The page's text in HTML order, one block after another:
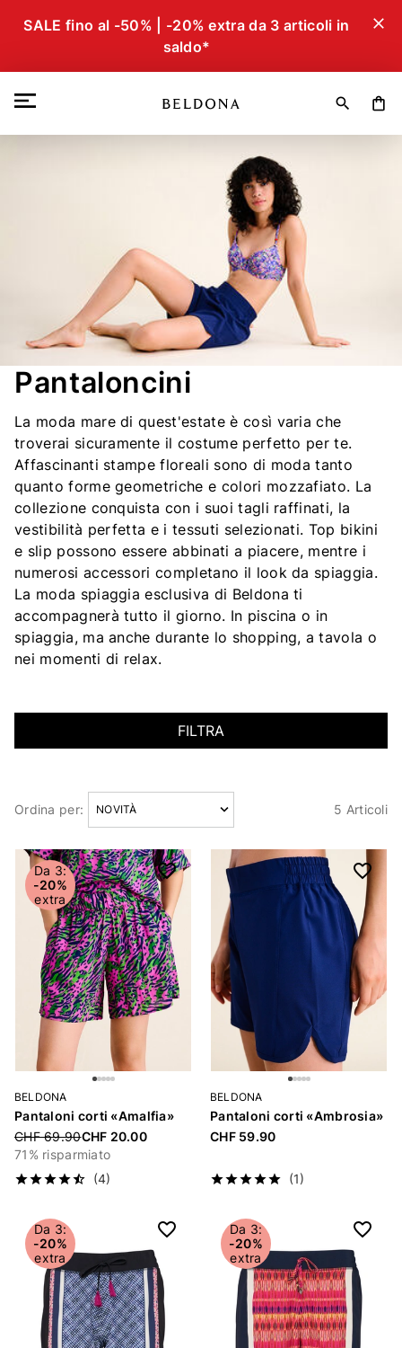
SALE fino al -50% | -20% extra da 3 articoli in
saldo*
close
search shopping_bag
Pantaloncini
La moda mare di quest'estate è così varia che
troverai sicuramente il costume perfetto per te.
Affascinanti stampe floreali sono di moda tanto
quanto forme geometriche e colori mozzafiato. La
collezione conquista con i suoi tagli raffinati, la
vestibilità perfetta e i tessuti selezionati. Top bikini
e slip possono essere abbinati a piacere, mentre i
numerosi accessori completano il look da spiaggia.
La moda spiaggia esclusiva di Beldona ti
accompagnerà tutto il giorno. In piscina o in
spiaggia, ma anche durante lo shopping, a tavola o
nei momenti di relax.
FILTRA
Ordina per: 5 Articoli
Articoli
Da 3:
-20%
extra
BELDONA
Pantaloni corti «Amalfia»
Price reduced from
CHF 69.90CHF 20.00
71% risparmiato
(4)
BELDONA
Pantaloni corti «Ambrosia»
CHF 59.90
(1)
Da 3:
-20%
extra
Da 3:
-20%
extra